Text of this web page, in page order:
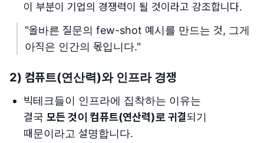
이 부분이 기업의 경쟁력이 될 것이라고 강조합니다.
"올바른 질문의 few-shot 예시를 만드는 것, 그게
아직은 인간의 몫입니다."
2) 컴퓨트(연산력)와 인프라 경쟁
빅테크들이 인프라에 집착하는 이유는
결국 모든 것이 컴퓨트(연산력)로 귀결되기
때문이라고 설명합니다.